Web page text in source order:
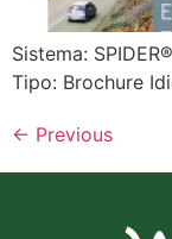
Sistema:
Tipo: Brochure
← Previous